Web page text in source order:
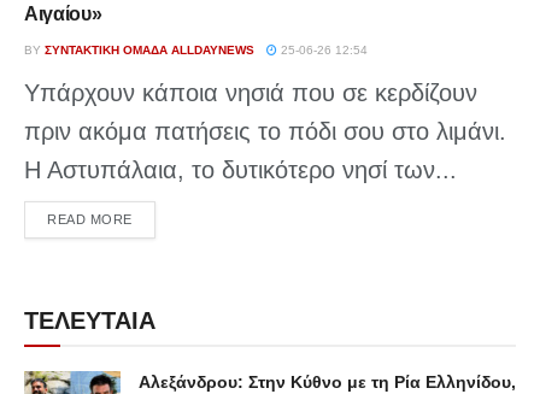
Αιγαίου»
BY ΣΥΝΤΑΚΤΙΚΉ ΟΜΆΔΑ ALLDAYNEWS 25-06-26 12:54
Υπάρχουν κάποια νησιά που σε κερδίζουν
πριν ακόμα πατήσεις το πόδι σου στο λιμάνι.
Η Αστυπάλαια, το δυτικότερο νησί των...
READ MOREDETAILS
ΤΕΛΕΥΤΑΙΑ
Αλεξάνδρου: Στην Κύθνο με τη Ρία Ελληνίδου,